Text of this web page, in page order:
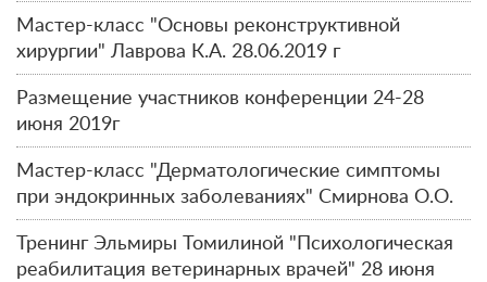
Мастер-класс "Основы реконструктивной
хирургии" Лаврова К.А. 28.06.2019 г
Размещение участников конференции 24-28
июня 2019г
Мастер-класс "Дерматологические симптомы
при эндокринных заболеваниях" Смирнова О.О.
Тренинг Эльмиры Томилиной "Психологическая
реабилитация ветеринарных врачей" 28 июня